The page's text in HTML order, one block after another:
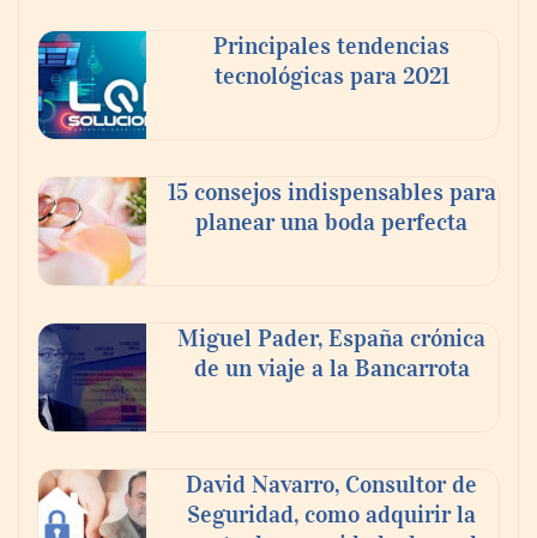
El Foro Iberoamericano volverá a tener un
gran protagonismo en la próxima feria
Veteco, en la que Colombia será el país
La Red invita a descubrir el Medievo
Principales tendencias
tecnológicas para 2021
15 consejos indispensables para
planear una boda perfecta
Miguel Pader, España crónica
de un viaje a la Bancarrota
David Navarro, Consultor de
Seguridad, como adquirir la